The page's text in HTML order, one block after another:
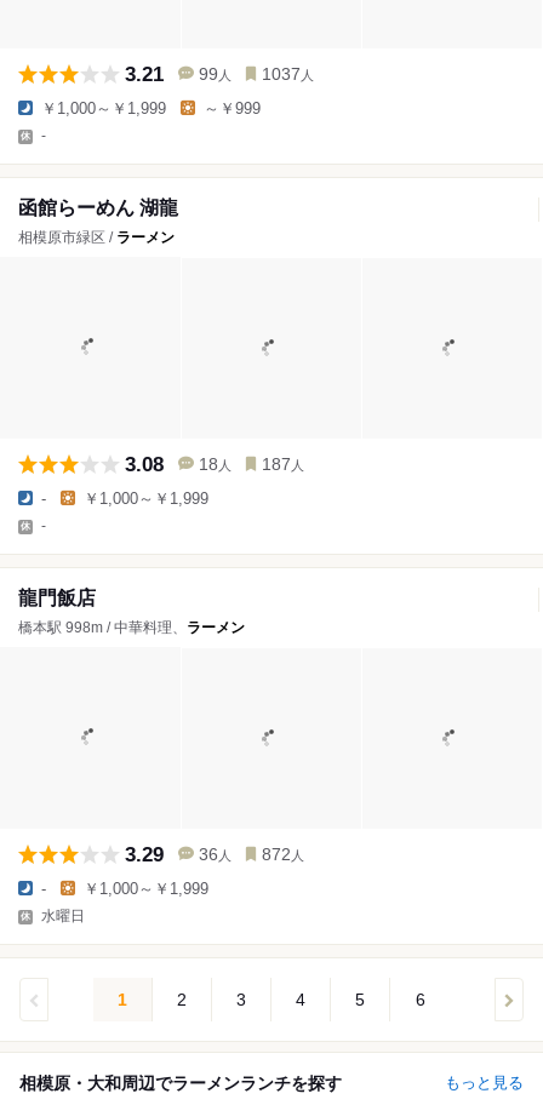
3.21 99 人 1037 人
￥1,000～￥1,999 ～￥999
-
函館らーめん 湖龍
相模原市緑区 / ラーメン
3.08 18 人 187 人
- ￥1,000～￥1,999
-
龍門飯店
橋本駅 998m / 中華料理、 ラーメン
3.29 36 人 872 人
- ￥1,000～￥1,999
水曜日
1 2 3 4 5 6
相模原・大和周辺でラーメンランチを探す もっと見る